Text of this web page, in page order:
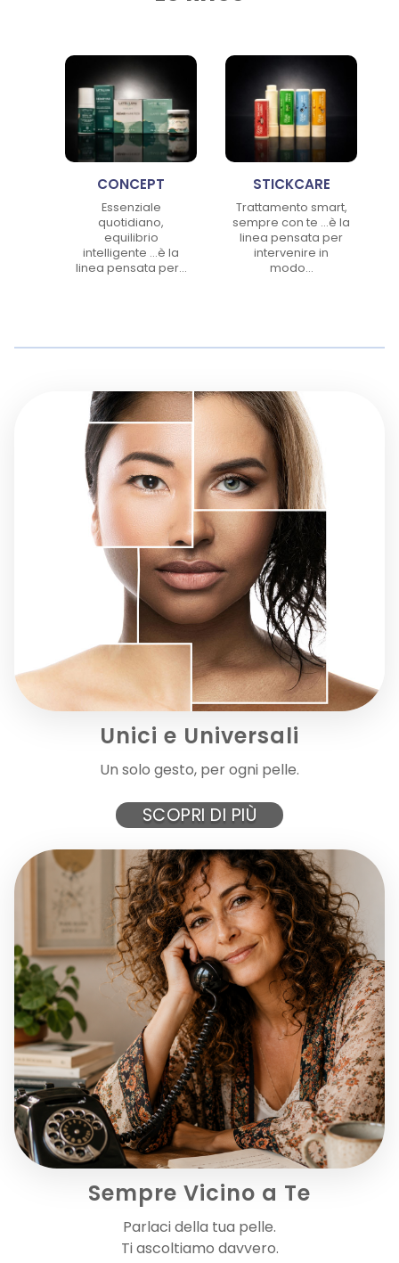
incididunt ut labore et dolore magna aliqua. Ut enim ad minim
veniam, quis nostrud exercitation ullamco laboris nisi ut aliquip ex
ea commodo consequat. Duis aute irure dolor in reprehenderit.
I nostri prodotti
Crema ricca e concentrata studiata per intervenire sulle...
27,00 €
AGGIUNGI AL CARRELLO
CUTE - DEODORANTE IN CREMA
15,50 €
AGGIUNGI AL CARRELLO
STICK PRIMA PELLE
CONCEPT
Essenziale
quotidiano,
equilibrio
intelligente ...è la
linea pensata per...
STICKCARE
Trattamento smart,
sempre con te …è la
linea pensata per
intervenire in
modo...
Unici e Universali
Un solo gesto, per ogni pelle.
SCOPRI DI PIÙ
Sempre Vicino a Te
Parlaci della tua pelle.
Ti ascoltiamo davvero.